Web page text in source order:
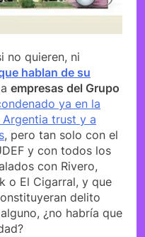
no quieren, ni
hablan de su
empresas del Grupo
ya en la
trust y a
, pero tan solo con el
y con todos los
con Rivero,
o El Cigarral, y que
delito
¿no habría que